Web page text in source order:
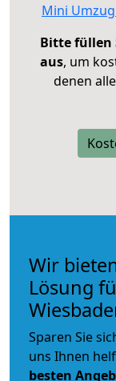
Mini
Bitte füllen
aus, um
denen
Wir
Lösung
Sparen Sie
uns Ihnen
besten